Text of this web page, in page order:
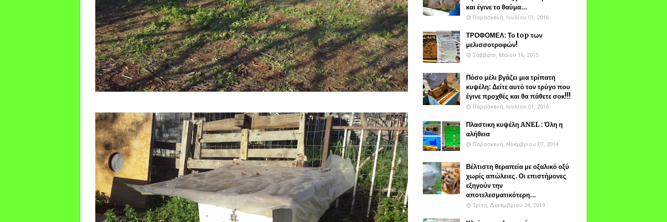
και έγινε το θαύμα...
Παρασκευή, Ιουλίου 01, 2016
ΤΡΟΦΟΜΕΛ: Το top των
μελισσοτροφών!
Σάββατο, Μαΐου 16, 2015
Πόσο μέλι βγάζει μια τρίπατη
κυψέλη: Δείτε αυτό τον τρύγο που
έγινε προχθές και θα πάθετε σοκ!!!
Παρασκευή, Ιουλίου 01, 2016
Πλαστικη κυψέλη ANEL : Όλη η
αλήθεια
Παρασκευή, Νοεμβρίου 07, 2014
Βέλτιστη θεραπεία με οξαλικό οξύ
χωρίς απώλειες. Οι επιστήμονες
εξηγούν την
αποτελεσματικότερη...
Τρίτη, Δεκεμβρίου 24, 2019